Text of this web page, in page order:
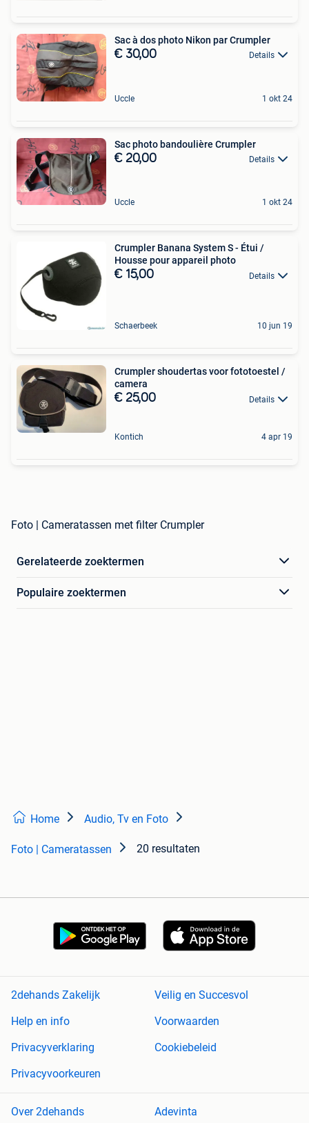
Sac à dos photo Nikon par Crumpler
€ 30,00 Details
Uccle 1 okt 24
Sac photo bandoulière Crumpler
€ 20,00 Details
Uccle 1 okt 24
Crumpler Banana System S - Étui /
Housse pour appareil photo
€ 15,00 Details
Schaerbeek 10 jun 19
Crumpler shoudertas voor fototoestel /
camera
€ 25,00 Details
Kontich 4 apr 19
Foto | Cameratassen met filter Crumpler
Gerelateerde zoektermen
Populaire zoektermen
Home Audio, Tv en Foto
Foto | Cameratassen 20 resultaten
2dehands Zakelijk
Veilig en Succesvol
Help en info
Voorwaarden
Privacyverklaring
Cookiebeleid
Privacyvoorkeuren
Over 2dehands Adevinta